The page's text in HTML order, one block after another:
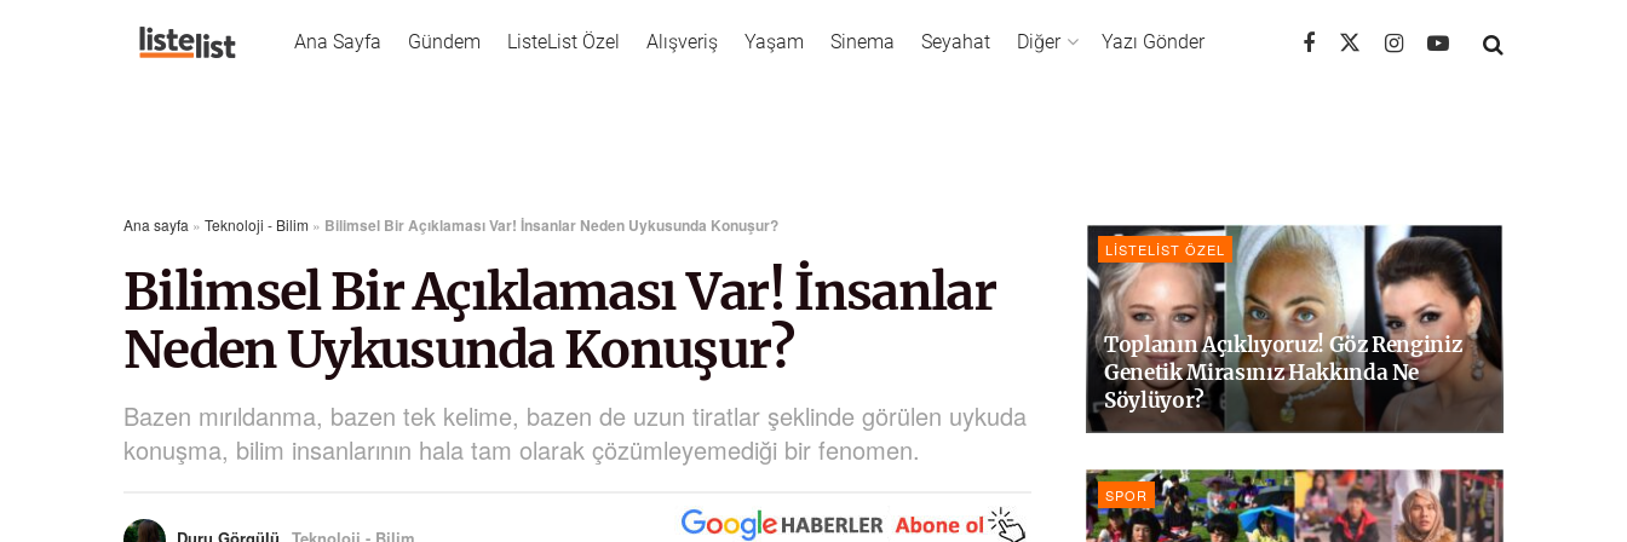
Ana Sayfa Gündem ListeList Özel Alışveriş Yaşam Sinema Seyahat Diğer Yazı Gönder
Ana sayfa » Teknoloji - Bilim » Bilimsel Bir Açıklaması Var! İnsanlar Neden Uykusunda Konuşur?
Bilimsel Bir Açıklaması Var! İnsanlar
Neden Uykusunda Konuşur?
Bazen mırıldanma, bazen tek kelime, bazen de uzun tiratlar şeklinde görülen uykuda
konuşma, bilim insanlarının hala tam olarak çözümleyemediği bir fenomen.
LISTELIST ÖZEL
Toplanın Açıklıyoruz! Göz Renginiz
Genetik Mirasınız Hakkında Ne
Söylüyor?
SPOR